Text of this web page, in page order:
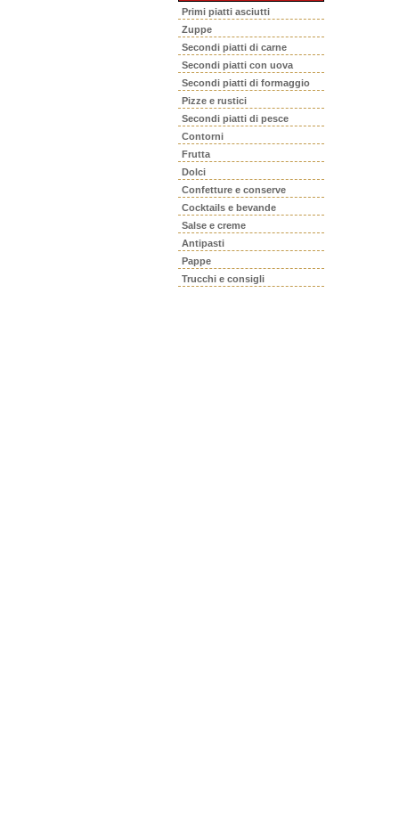
Primi piatti asciutti
Zuppe
Secondi piatti di carne
Secondi piatti con uova
Secondi piatti di formaggio
Pizze e rustici
Secondi piatti di pesce
Contorni
Frutta
Dolci
Confetture e conserve
Cocktails e bevande
Salse e creme
Antipasti
Pappe
Trucchi e consigli